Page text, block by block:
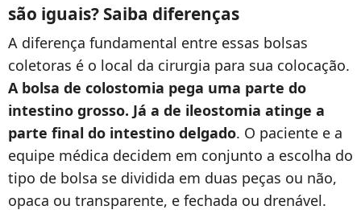
são iguais? Saiba diferenças
A diferença fundamental entre essas bolsas
coletoras é o local da cirurgia para sua colocação.
A bolsa de colostomia pega uma parte do
intestino grosso. Já a de ileostomia atinge a
parte final do intestino delgado. O paciente e a
equipe médica decidem em conjunto a escolha do
tipo de bolsa se dividida em duas peças ou não,
opaca ou transparente, e fechada ou drenável.